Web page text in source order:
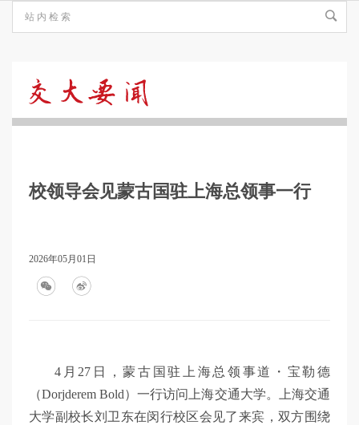
要
校领导会见蒙古国驻上海总领事一行
2026年05月01日
4月27日，蒙古国驻上海总领事道・宝勒德
（Dorjderem Bold）一行访问上海交通大学。上海交通
大学副校长刘卫东在闵行校区会见了来宾，双方围绕